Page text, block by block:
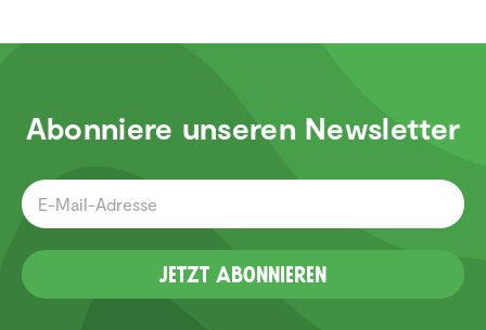
Abonniere unseren Newsletter
Jetzt Abonnieren